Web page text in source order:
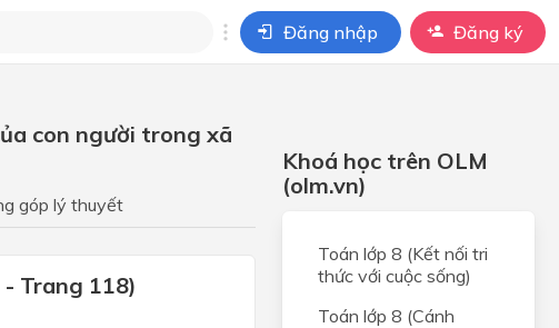
trả lời
trả lời cho câu hỏi của
Đăng nhập Đăng ký
con người trong xã
góp lý thuyết
Trang 118)
Khoá học trên OLM
(olm.vn)
Toán lớp 8 (Kết nối tri
thức với cuộc sống)
Toán lớp 8 (Cánh